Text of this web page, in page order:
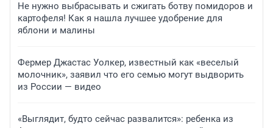
Не нужно выбрасывать и сжигать ботву помидоров и
картофеля! Как я нашла лучшее удобрение для
яблони и малины
Фермер Джастас Уолкер, известный как «веселый
молочник», заявил что его семью могут выдворить
из России — видео
«Выглядит, будто сейчас развалится»: ребенка из